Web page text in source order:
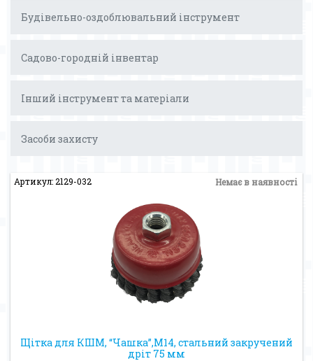
Будівельно-оздоблювальний інструмент
Садово-городній інвентар
Інший інструмент та матеріали
Засоби захисту
Артикул: 2129-032 Немає в наявності
Щітка для КШМ, “Чашка”,М14, стальний закручений
дріт 75 мм